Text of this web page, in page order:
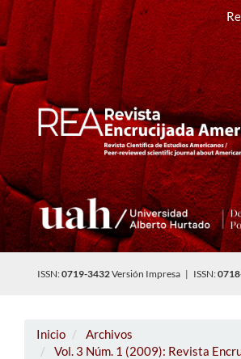
Navegación
principal
Contenido
principal
Barra
lateral
ISSN:0719-3432Versión Impresa | ISSN:
Inicio
Archivos
Vol. 3 Núm. 1 (2009): Revista